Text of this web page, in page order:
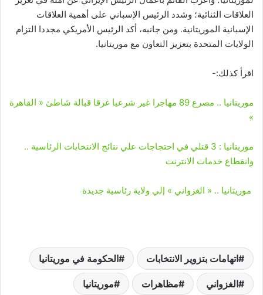
العلاقات الثنائية؛ وشدد الرئيس الإسباني على أهمية العلاقات
الإسبانية الموريتانية. ومن جانبه، أكد الرئيس الأمريكي مجددا التزام
الولايات المتحدة بتعزيز التعاون مع موريتانيا.
اقرأ كذلك:-
موريتانيا .. مصرع 89 مهاجرا غير شرعيا غرقا قبالة شاطئ « القاهرة
»
موريتانيا : 3 قتلي في احتجاجات علي نتائج الانتخابات الرئاسية ..
وانقطاع خدمات الانترنت
موريتانيا .. « الغزواني » إلي ولاية رئاسية جديدة
اتهامات بتزوير الانتخابات الحكومة في موريتانيا
الغزواني مظاهرات موريتانيا